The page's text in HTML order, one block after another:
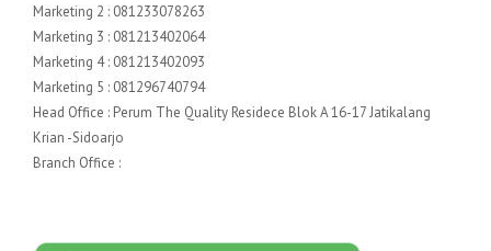
Marketing 2 : 081233078263
Marketing 3 : 081213402064
Marketing 4 : 081213402093
Marketing 5 : 081296740794
Head Office : Perum The Quality Residece Blok A 16-17 Jatikalang
Krian -Sidoarjo
Branch Office :